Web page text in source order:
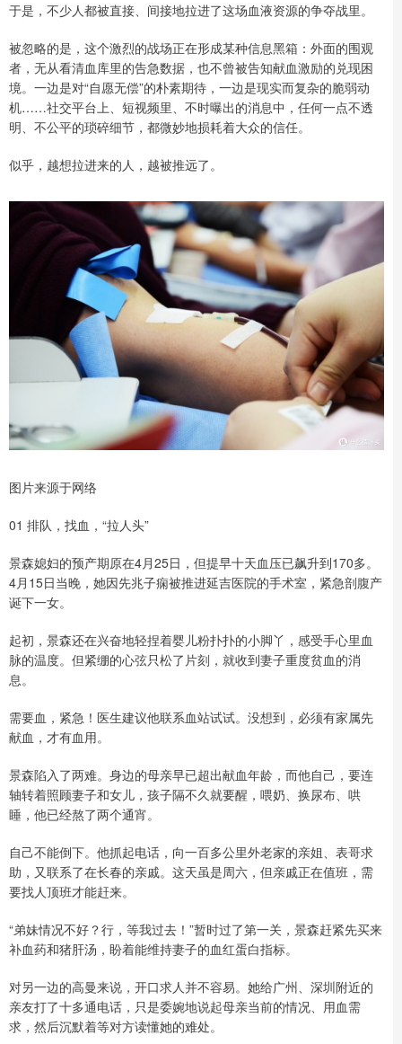
于是，不少人都被直接、间接地拉进了这场血液资源的争夺战里。
被忽略的是，这个激烈的战场正在形成某种信息黑箱：外面的围观
者，无从看清血库里的告急数据，也不曾被告知献血激励的兑现困
境。一边是对“自愿无偿”的朴素期待，一边是现实而复杂的脆弱动
机……社交平台上、短视频里、不时曝出的消息中，任何一点不透
明、不公平的琐碎细节，都微妙地损耗着大众的信任。
似乎，越想拉进来的人，越被推远了。
图片来源于网络
01 排队，找血，“拉人头”
景森媳妇的预产期原在4月25日，但提早十天血压已飙升到170多。
4月15日当晚，她因先兆子痫被推进延吉医院的手术室，紧急剖腹产
诞下一女。
起初，景森还在兴奋地轻捏着婴儿粉扑扑的小脚丫，感受手心里血
脉的温度。但紧绷的心弦只松了片刻，就收到妻子重度贫血的消
息。
需要血，紧急！医生建议他联系血站试试。没想到，必须有家属先
献血，才有血用。
景森陷入了两难。身边的母亲早已超出献血年龄，而他自己，要连
轴转着照顾妻子和女儿，孩子隔不久就要醒，喂奶、换尿布、哄
睡，他已经熬了两个通宵。
自己不能倒下。他抓起电话，向一百多公里外老家的亲姐、表哥求
助，又联系了在长春的亲戚。这天虽是周六，但亲戚正在值班，需
要找人顶班才能赶来。
“弟妹情况不好？行，等我过去！”暂时过了第一关，景森赶紧先买来
补血药和猪肝汤，盼着能维持妻子的血红蛋白指标。
对另一边的高曼来说，开口求人并不容易。她给广州、深圳附近的
亲友打了十多通电话，只是委婉地说起母亲当前的情况、用血需
求，然后沉默着等对方读懂她的难处。